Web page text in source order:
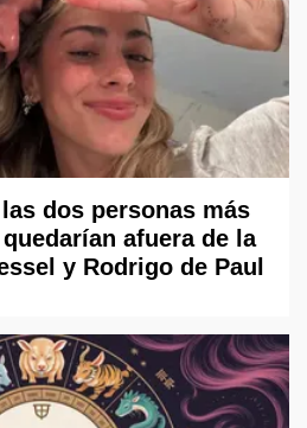
dos personas más
afuera de la
y Rodrigo de Paul